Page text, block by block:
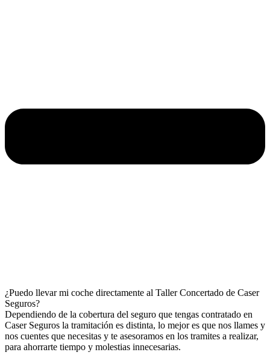
¿Puedo llevar mi coche directamente al Taller Concertado de Caser
Seguros?
Dependiendo de la cobertura del seguro que tengas contratado en
Caser Seguros la tramitación es distinta, lo mejor es que nos llames y
nos cuentes que necesitas y te asesoramos en los tramites a realizar,
para ahorrarte tiempo y molestias innecesarias.